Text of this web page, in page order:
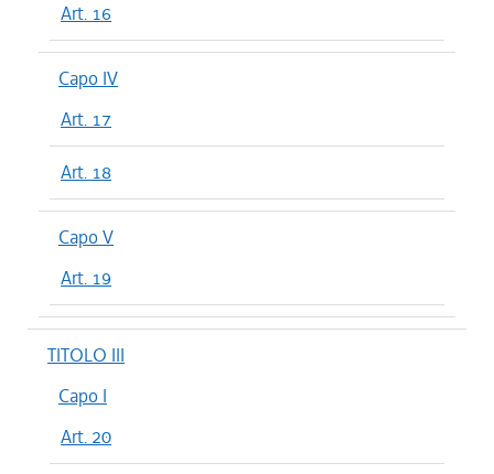
Art. 16
Capo IV
Art. 17
Art. 18
Capo V
Art. 19
TITOLO III
Capo I
Art. 20